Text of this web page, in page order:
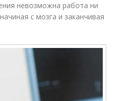
невозможна работа ни
с мозга и заканчивая